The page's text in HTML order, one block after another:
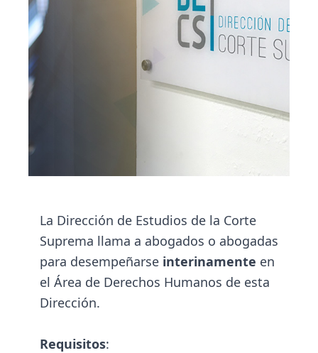
La Dirección de Estudios de la Corte
Suprema llama a abogados o abogadas
para desempeñarse interinamente en
el Área de Derechos Humanos de esta
Dirección.
Requisitos: